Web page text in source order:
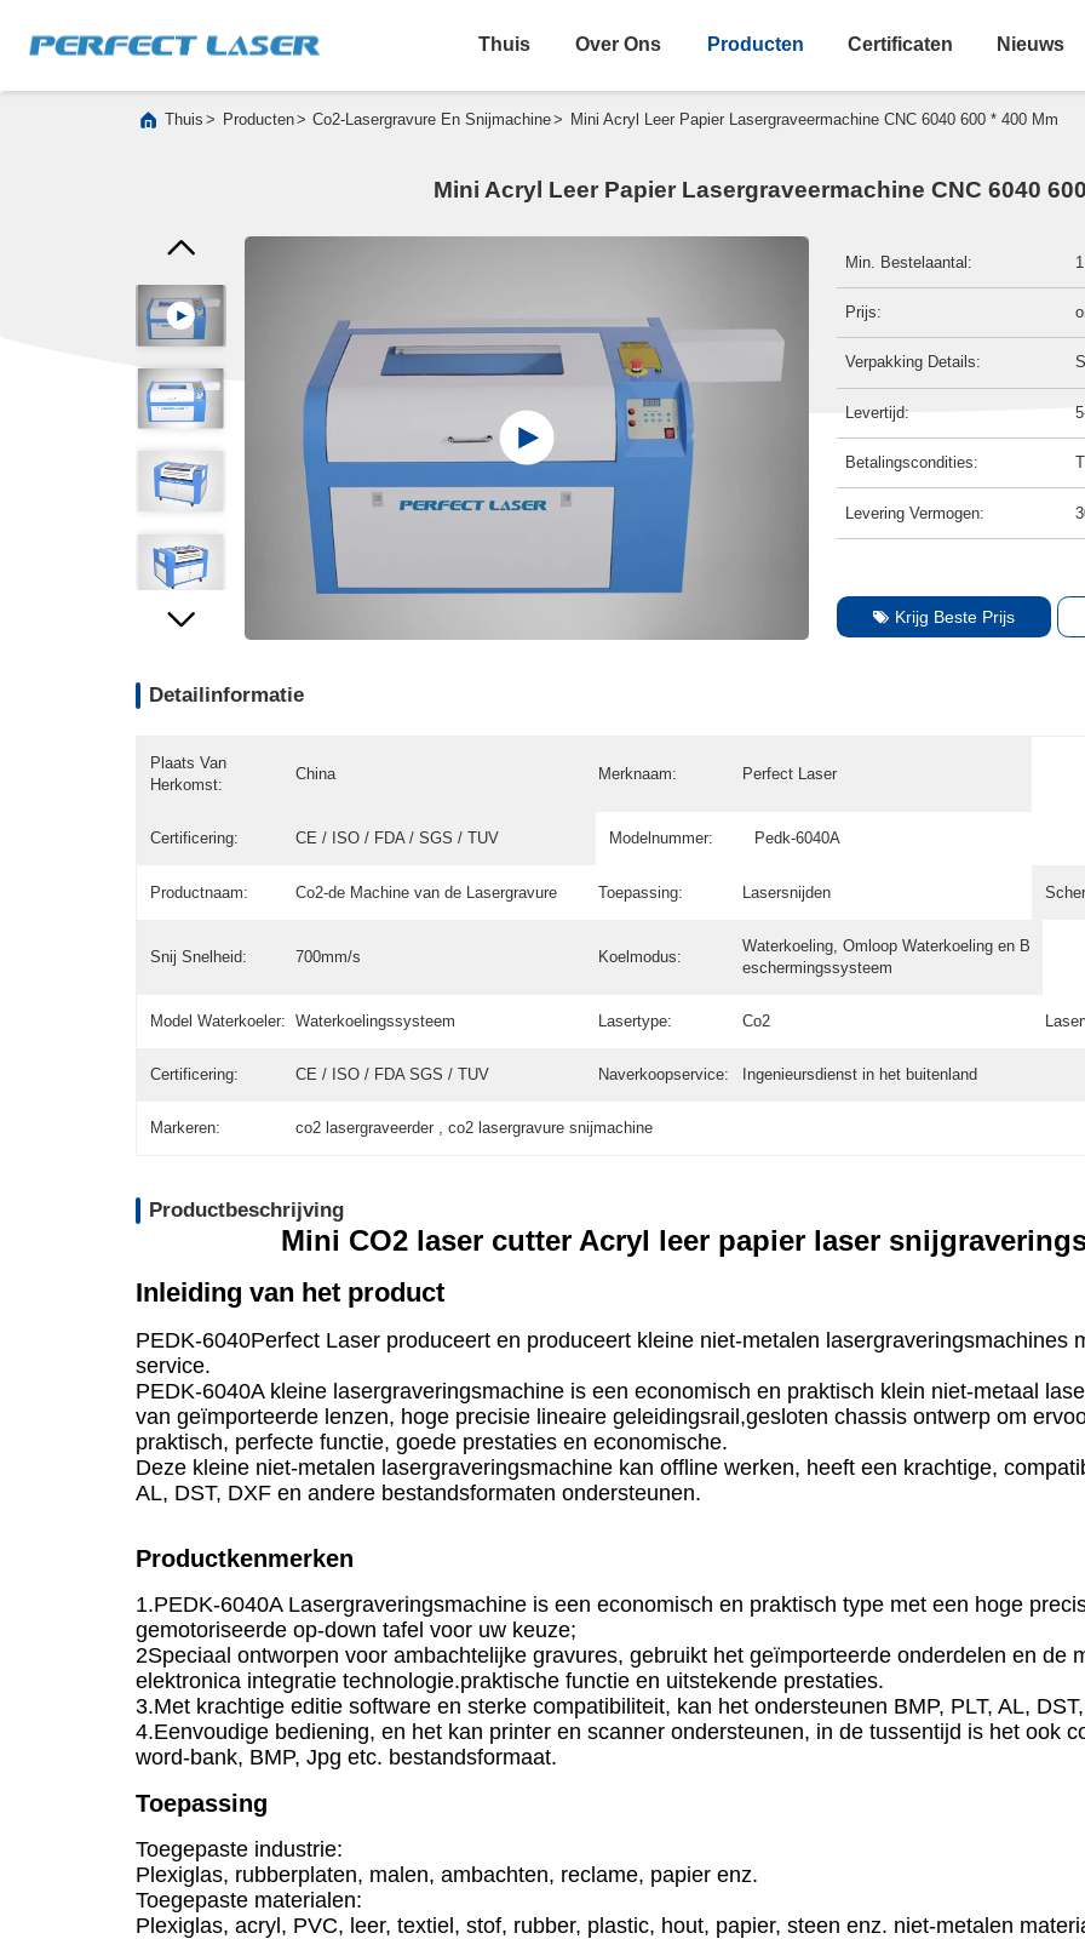
Thuis Over Ons Producten Certificaten Nieuws
Thuis > Producten> Co2-Lasergravure En Snijmachine> Mini Acryl Leer Papier Lasergraveermachine CNC 6040 600 * 400 Mm
Mini Acryl Leer Papier Lasergraveermachine CNC 6040
Min. Bestelaantal:
Prijs:
Verpakking Details:
Levertijd:
Betalingscondities:
Levering Vermogen:
Krijg Beste Prijs
Detailinformatie
Plaats Van
Herkomst:
China Merknaam: Perfect Laser
Certificering: CE / ISO / FDA / SGS / TUV Modelnummer: Pedk-6040A
Productnaam: Co2-de Machine van de Lasergravure Toepassing: Lasersnijden
Snij Snelheid: 700mm/s Koelmodus:
Waterkoeling, Omloop Waterkoeling en B
eschermingssysteem
Model Waterkoeler: Waterkoelingssysteem Lasertype: Co2
Certificering: CE / ISO / FDA SGS / TUV Naverkoopservice: Ingenieursdienst in het buitenland
Markeren: co2 lasergraveerder , co2 lasergravure snijmachine
Productbeschrijving
Mini CO2 laser cutter Acryl leer papier laser
Inleiding van het product
PEDK-6040Perfect Laser produceert en produceert kleine niet-metalen lasergraveringsmachines
service.
PEDK-6040A kleine lasergraveringsmachine is een economisch en praktisch klein niet-metaal
van geïmporteerde lenzen, hoge precisie lineaire geleidingsrail,gesloten chassis ontwerp om
praktisch, perfecte functie, goede prestaties en economische.
Deze kleine niet-metalen lasergraveringsmachine kan offline werken, heeft een krachtige,
AL, DST, DXF en andere bestandsformaten ondersteunen.
Productkenmerken
1.PEDK-6040A Lasergraveringsmachine is een economisch en praktisch type met een hoge
gemotoriseerde op-down tafel voor uw keuze;
2Speciaal ontworpen voor ambachtelijke gravures, gebruikt het geïmporteerde onderdelen en de
elektronica integratie technologie.praktische functie en uitstekende prestaties.
3.Met krachtige editie software en sterke compatibiliteit, kan het ondersteunen BMP, PLT, AL,
4.Eenvoudige bediening, en het kan printer en scanner ondersteunen, in de tussentijd is het ook
word-bank, BMP, Jpg etc. bestandsformaat.
Toepassing
Toegepaste industrie:
Plexiglas, rubberplaten, malen, ambachten, reclame, papier enz.
Toegepaste materialen:
Plexiglas, acryl, PVC, leer, textiel, stof, rubber, plastic, hout, papier, steen enz. niet-metalen